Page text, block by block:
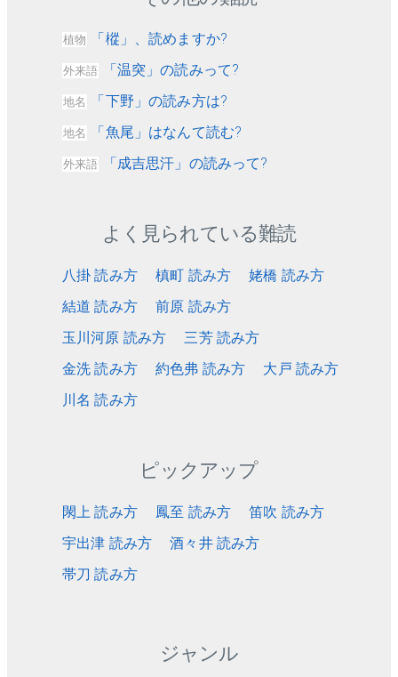
植物 「樅」、読めますか?
外来語 「温突」の読みって?
地名 「下野」の読み方は?
地名 「魚尾」はなんて読む?
外来語 「成吉思汗」の読みって?
よく見られている難読
八掛 読み方 槙町 読み方
姥橋 読み方
結道 読み方
前原 読み方
玉川河原 読み方
三芳 読み方
金洗 読み方
約色弗 読み方
大戸 読み方
川名 読み方
ピックアップ
閖上 読み方 鳳至 読み方
笛吹 読み方
宇出津 読み方
酒々井 読み方
帯刀 読み方
ジャンル